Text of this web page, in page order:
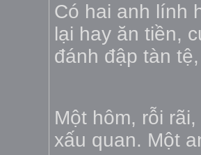
Có hai anh lính
lại hay ăn tiền,
đánh đập tàn
Một hôm, rỗi
xấu quan. Một